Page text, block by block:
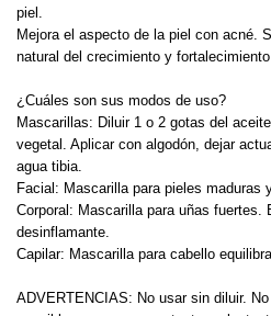
piel.
Mejora el aspecto de la piel con acné.
natural del crecimiento y
¿Cuáles son sus modos de uso?
Mascarillas: Diluir 1 o 2 gotas del
vegetal. Aplicar con algodón, dejar
agua tibia.
Facial: Mascarilla para pieles maduras
Corporal: Mascarilla para uñas fuertes.
desinflamante.
Capilar: Mascarilla para cabello
ADVERTENCIAS: No usar sin diluir.